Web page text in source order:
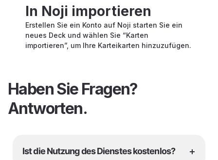
In Noji importieren
Erstellen Sie ein Konto auf Noji starten Sie ein
neues Deck und wählen Sie “Karten
importieren”, um Ihre Karteikarten hinzuzufügen.
Haben Sie Fragen?
Antworten.
Ist die Nutzung des Dienstes kostenlos? +